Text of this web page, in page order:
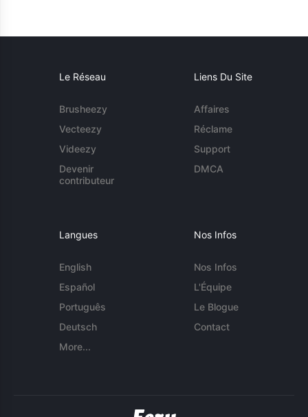
Le Réseau
Brusheezy
Vecteezy
Videezy
Devenir
contributeur
Liens Du Site
Affaires
Réclame
Support
DMCA
Langues
English
Español
Português
Deutsch
More...
Nos Infos
Nos Infos
L'Équipe
Le Blogue
Contact